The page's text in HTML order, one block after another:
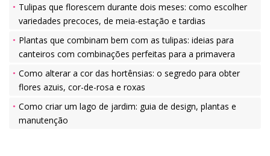
Tulipas que florescem durante dois meses: como escolher
variedades precoces, de meia-estação e tardias
Plantas que combinam bem com as tulipas: ideias para
canteiros com combinações perfeitas para a primavera
Como alterar a cor das hortênsias: o segredo para obter
flores azuis, cor-de-rosa e roxas
Como criar um lago de jardim: guia de design, plantas e
manutenção